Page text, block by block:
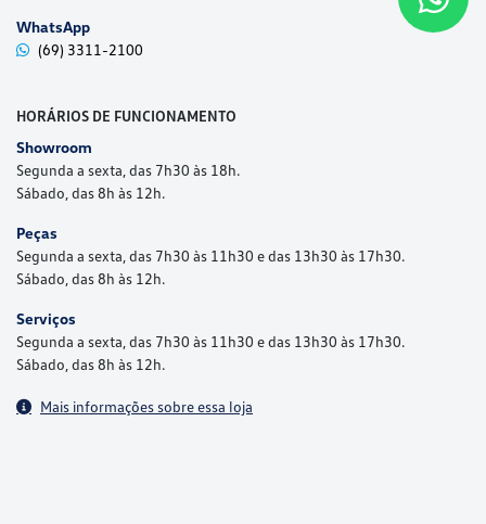
Peças
Segunda a sexta, das 7h30 às 11h30 e das 13h30 às 17h30.
Serviços
Sábado, das 8h às 12h.
Mais informações sobre essa loja